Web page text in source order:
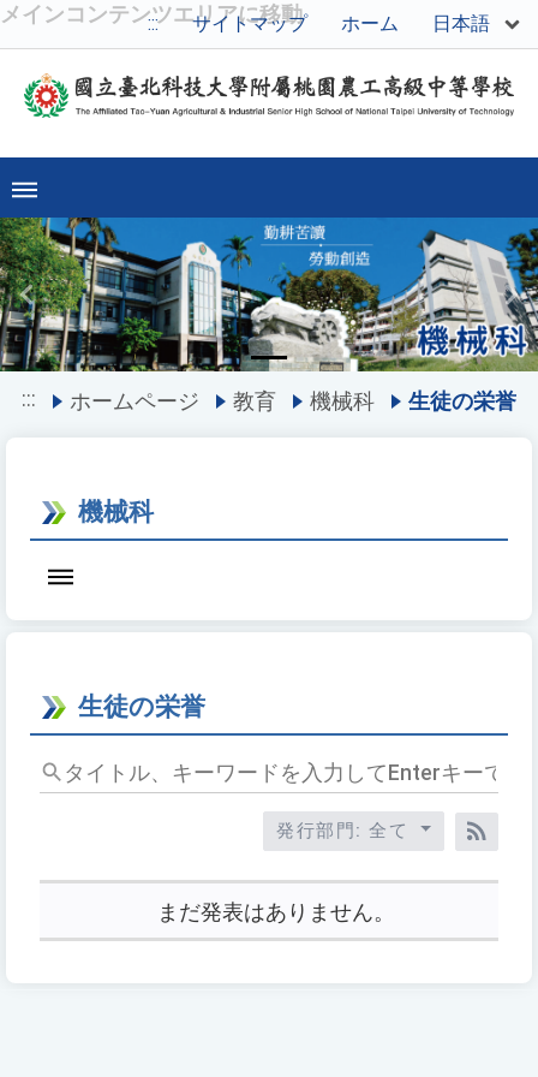
メインコンテンツエリアに移動
::: サイトマップ ホーム 日本語
Previous
::: ホームページ 教育 機械科 生徒の栄誉
機械科
生徒の栄誉
タ
イ
キ
ワ
発行部門: 全て
RSS
まだ発表はありません。